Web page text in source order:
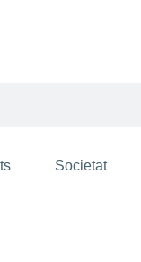
Societat